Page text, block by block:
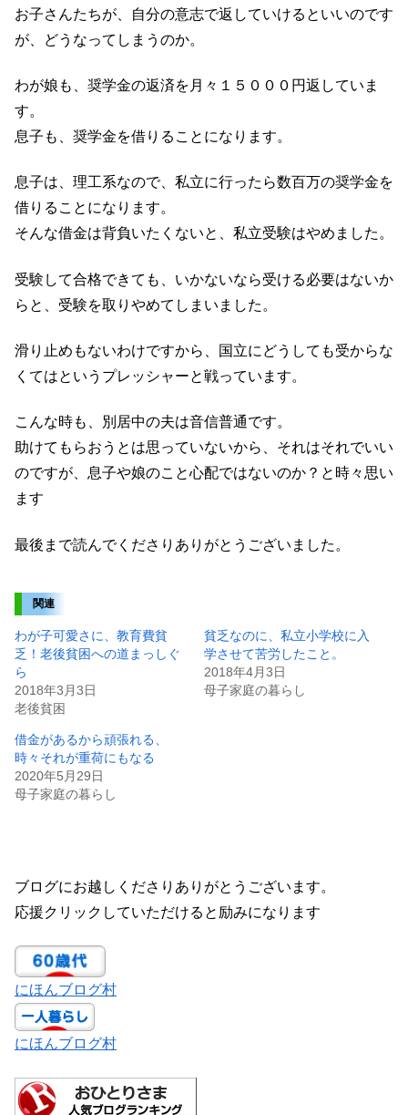
お子さんたちが、自分の意志で返していけるといいのです
が、どうなってしまうのか。
わが娘も、奨学金の返済を月々１５０００円返していま
す。
息子も、奨学金を借りることになります。
息子は、理工系なので、私立に行ったら数百万の奨学金を
借りることになります。
そんな借金は背負いたくないと、私立受験はやめました。
受験して合格できても、いかないなら受ける必要はないか
らと、受験を取りやめてしまいました。
滑り止めもないわけですから、国立にどうしても受からな
くてはというプレッシャーと戦っています。
こんな時も、別居中の夫は音信普通です。
助けてもらおうとは思っていないから、それはそれでいい
のですが、息子や娘のこと心配ではないのか？と時々思い
ます
最後まで読んでくださりありがとうございました。
関連
わが子可愛さに、教育費貧
乏！老後貧困への道まっしぐ
ら
2018年3月3日
老後貧困
貧乏なのに、私立小学校に入
学させて苦労したこと。
2018年4月3日
母子家庭の暮らし
借金があるから頑張れる、
時々それが重荷にもなる
2020年5月29日
母子家庭の暮らし
ブログにお越しくださりありがとうございます。
応援クリックしていただけると励みになります
にほんブログ村
にほんブログ村